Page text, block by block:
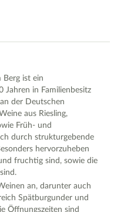
Berg ist ein
Jahren in Familienbesitz
der Deutschen
aus Riesling,
Früh- und
durch strukturgebende
hervorzuheben
fruchtig sind, sowie die
an, darunter auch
Spätburgunder und
Öffnungszeiten sind